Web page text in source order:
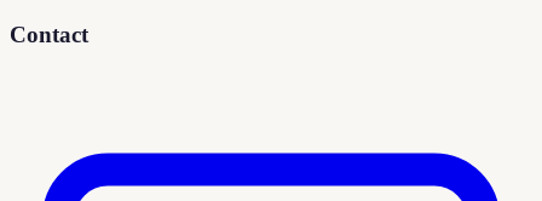
Contact